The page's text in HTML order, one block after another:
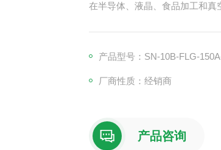
在半导体、液晶、食品加工和真
产品型号：SN-10B-FLG-
厂商性质：经销商
产品咨询